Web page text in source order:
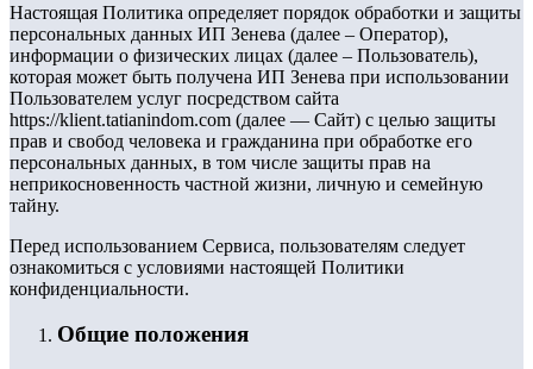
Настоящая Политика определяет порядок обработки и защиты
персональных данных ИП Зенева (далее – Оператор),
информации о физических лицах (далее – Пользователь),
которая может быть получена ИП Зенева при использовании
Пользователем услуг посредством сайта
https://klient.tatianindom.com (далее — Сайт) с целью защиты
прав и свобод человека и гражданина при обработке его
персональных данных, в том числе защиты прав на
неприкосновенность частной жизни, личную и семейную
тайну.
Перед использованием Сервиса, пользователям следует
ознакомиться с условиями настоящей Политики
конфиденциальности.
Общие положения